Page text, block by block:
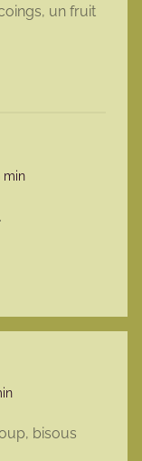
un fruit
min
bisous